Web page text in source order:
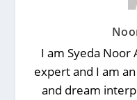
I am Syeda Noor
expert and I am
and dream